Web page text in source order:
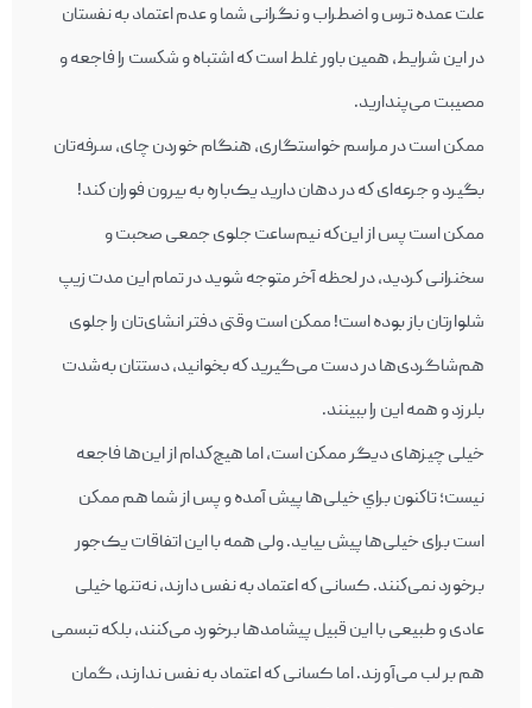
علت عمده‌ ترس و اضطراب و نگرانی شما و عدم اعتماد به نفستان
در اين شرايط، همين باور غلط است كه اشتباه و شكست را فاجعه و
مصيبت می‌پندارید.
ممكن است در مراسم خواستگاری، هنگام خوردن چای، سرفه‌تان
بگيرد و جرعه‌ای كه در دهان داريد يک‌باره به بيرون فوران كند!
ممكن است پس از اين‌كه نيم‌ساعت جلوی جمعی صحبت و
سخنرانی كرديد، در لحظه‌ آخر متوجه شويد در تمام اين مدت زيپ
شلوارتان باز بوده است! ممكن است وقتی دفتر انشای‌تان را جلوی
هم‌شاگردی‌ها در دست می‌گيرید كه بخوانيد، دستتان به‌شدت
بلرزد و همه این را ببينند.
خيلی چيزهای ديگر ممكن است، اما هيچ‌كدام از اين‌ها فاجعه
نيست؛ تاكنون براي خيلی‌ها پيش آمده و پس از شما هم ممكن
است برای خيلی‌ها پيش بيايد. ولی همه با اين اتفاقات يک‌جور
برخورد نمی‌كنند. کسانی كه اعتماد به نفس دارند، نه‌تنها خيلی
عادی و طبيعی با اين قبیل پیشامدها برخورد می‌كنند، بلكه تبسمی
هم بر لب می‌آورند. اما کسانی كه اعتماد به نفس ندارند، گمان